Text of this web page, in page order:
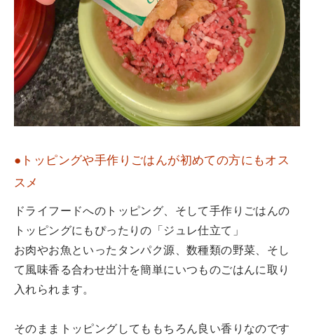
●トッピングや手作りごはんが初めての方にもオス
スメ
ドライフードへのトッピング、そして手作りごはんの
トッピングにもぴったりの「ジュレ仕立て」
お肉やお魚といったタンパク源、数種類の野菜、そし
て風味香る合わせ出汁を簡単にいつものごはんに取り
入れられます。
そのままトッピングしてももちろん良い香りなのです